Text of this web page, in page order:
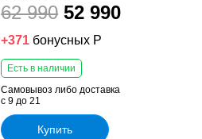
62 990 52 990
+371 бонусных Р
Есть в наличии
Самовывоз либо доставка
с 9 до 21
Купить